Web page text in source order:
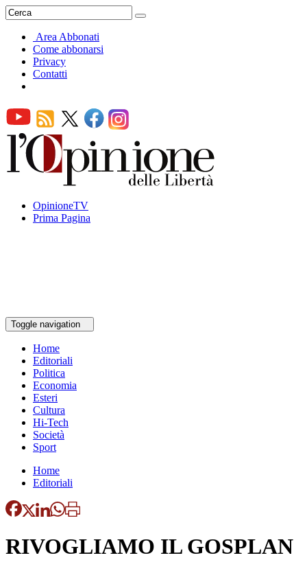
Area Abbonati
Come abbonarsi
Privacy
Contatti
OpinioneTV
Prima Pagina
Toggle navigation
Home
Editoriali
Politica
Economia
Esteri
Cultura
Hi-Tech
Società
Sport
Home
Editoriali
RIVOGLIAMO IL GOSPLAN